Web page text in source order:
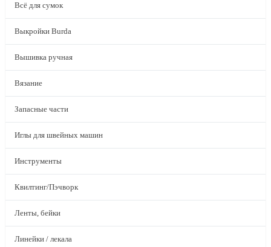
Всё для сумок
Выкройки Burda
Вышивка ручная
Вязание
Запасные части
Иглы для швейных машин
Инструменты
Квилтинг/Пэчворк
Ленты, бейки
Линейки / лекала